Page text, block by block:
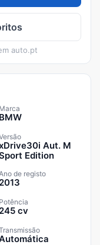
auto.pt
Marca
BMW
Aut. M
Edition
de registo
2013
Potência
245 cv